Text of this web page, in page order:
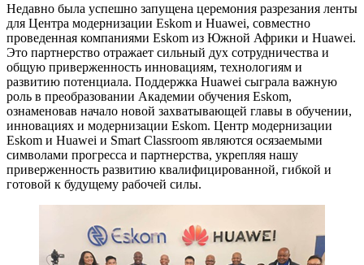
Недавно была успешно запущена церемония разрезания ленты
для Центра модернизации Eskom и Huawei, совместно
проведенная компаниями Eskom из Южной Африки и Huawei.
Это партнерство отражает сильный дух сотрудничества и
общую приверженность инновациям, технологиям и
развитию потенциала. Поддержка Huawei сыграла важную
роль в преобразовании Академии обучения Eskom,
ознаменовав начало новой захватывающей главы в обучении,
инновациях и модернизации Eskom. Центр модернизации
Eskom и Huawei и Smart Classroom являются осязаемыми
символами прогресса и партнерства, укрепляя нашу
приверженность развитию квалифицированной, гибкой и
готовой к будущему рабочей силы.